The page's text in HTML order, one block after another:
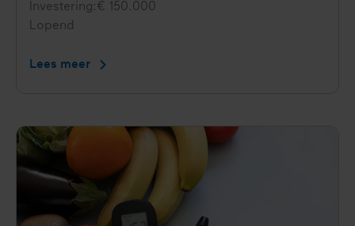
Investering € 150.000
Status
Lopend
Lees meer Gezonde
in
de
wijk